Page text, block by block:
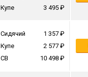
Купе
3 495
Сидячий
1 357
Купе
2 577
СВ
10 498